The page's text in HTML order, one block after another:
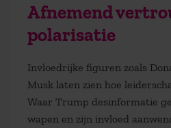
Afnemend
polarisatie
Invloedrijke figuren zoals
Musk laten zien hoe
Waar Trump desinformatie
wapen en zijn invloed